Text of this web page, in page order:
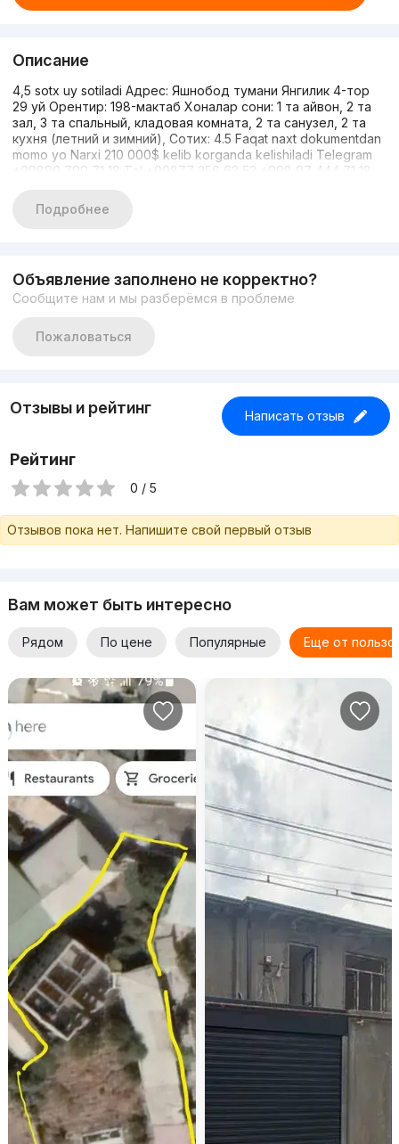
Описание
4,5 sotx uy sotiladi Адрес: Яшнобод тумани Янгилик 4-тор
29 уй Орентир: 198-мактаб Хоналар сони: 1 та айвон, 2 та
зал, 3 та спальный, кладовая комната, 2 та санузел, 2 та
кухня (летний и зимний), Сотих: 4.5 Faqat naxt dokumentdan
momo yo Narxi 210 000$ kelib korganda kelishiladi Telegram
+99899 799 71 18 Tel +99877 356 63 53 +998 97 444 71 18
Подробнее
Объявление заполнено не корректно?
Сообщите нам и мы разберёмся в проблеме
Пожаловаться
Отзывы и рейтинг Написать отзыв
Рейтинг
0 / 5
Отзывов пока нет. Напишите свой первый отзыв
Вам может быть интересно
Рядом По цене Популярные Еще от